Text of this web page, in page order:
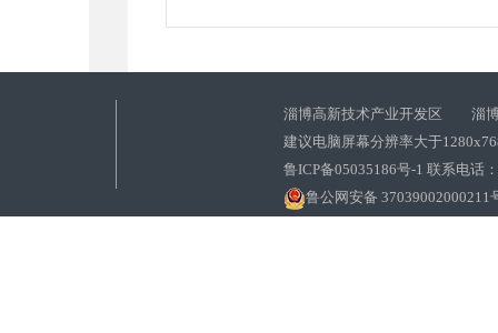
淄博高新技术产业开发区 淄博
建议电脑屏幕分辨率大于
鲁ICP备05035186号-1 联系电话
鲁公网安备 37039002000211